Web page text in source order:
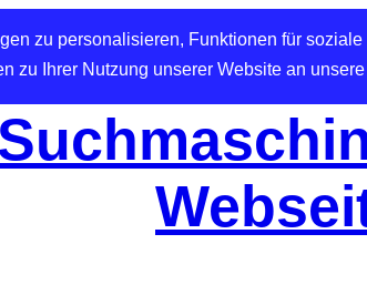
zu personalisieren, Funktionen für
zu Ihrer Nutzung unserer Website an